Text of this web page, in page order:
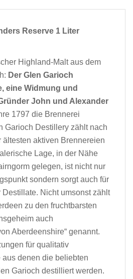
Reserve 1 Liter
Highland-Malt aus dem
Der Glen Garioch
eine Widmung und
John und Alexander
1797 die Brennerei
Garioch Destillery zählt nach
ältesten aktiven Brennereien
Lage, in der Nähe
gelegen, ist nicht nur
sondern sorgt auch für
Destillate. Nicht umsonst zählt
zu den fruchtbarsten
auch
Aberdeenshire“ genannt.
für qualitativ
aus denen die beliebten
Garioch destilliert werden.